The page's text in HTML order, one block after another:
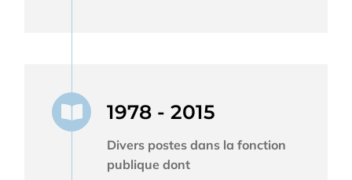
1978 - 2015
Divers postes dans la fonction
publique dont